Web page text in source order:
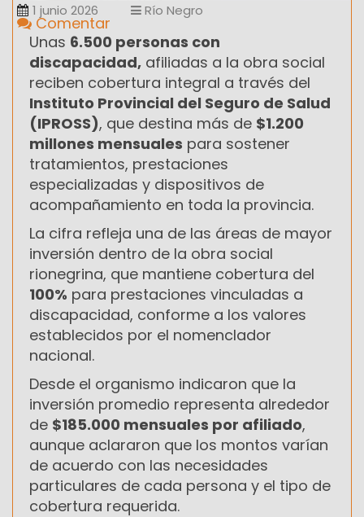
1 junio 2026 Río Negro
Comentar
Unas 6.500 personas con
discapacidad, afiliadas a la obra social
reciben cobertura integral a través del
Instituto Provincial del Seguro de Salud
(IPROSS), que destina más de $1.200
millones mensuales para sostener
tratamientos, prestaciones
especializadas y dispositivos de
acompañamiento en toda la provincia.
La cifra refleja una de las áreas de mayor
inversión dentro de la obra social
rionegrina, que mantiene cobertura del
100% para prestaciones vinculadas a
discapacidad, conforme a los valores
establecidos por el nomenclador
nacional.
Desde el organismo indicaron que la
inversión promedio representa alrededor
de $185.000 mensuales por afiliado,
aunque aclararon que los montos varían
de acuerdo con las necesidades
particulares de cada persona y el tipo de
cobertura requerida.